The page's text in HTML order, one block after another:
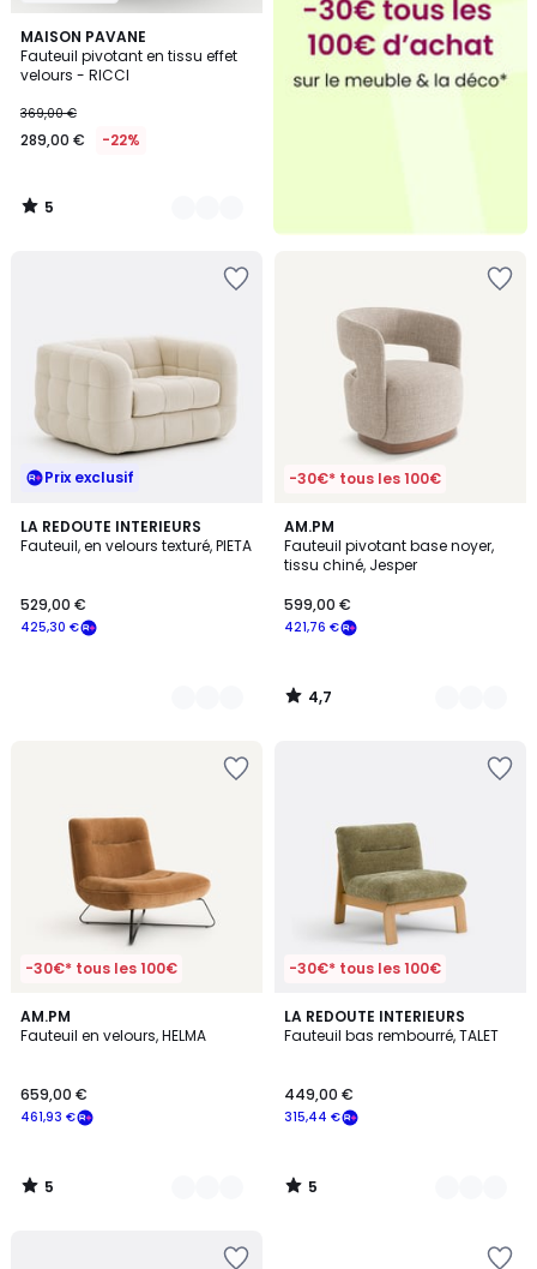
MAISON PAVANE
Fauteuil pivotant en tissu effet
velours - RICCI
369,00 €
289,00 € -22%
5
/
5
4
Couleurs
5
/
Prix exclusif
LA REDOUTE INTERIEURS
Fauteuil, en velours texturé, PIETA
425,30 €
529,00 €
2
Couleurs
-30€* tous les 100€
AM.PM
Fauteuil pivotant base noyer,
tissu chiné, Jesper
421,76 €
599,00 €
4,7
/ 5
2
Couleurs
4,7
/
-30€* tous les 100€
AM.PM
Fauteuil en velours, HELMA
461,93 €
659,00 €
5
/
2
Couleurs
5
/
-30€* tous les 100€
LA REDOUTE INTERIEURS
Fauteuil bas rembourré, TALET
315,44 €
449,00 €
5
/
2
Couleurs
5
/